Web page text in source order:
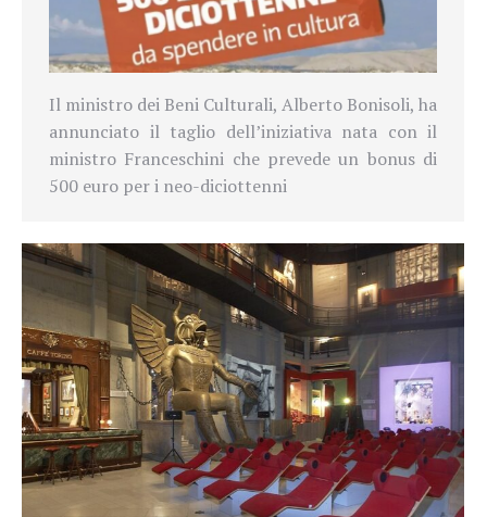
Il ministro dei Beni Culturali, Alberto Bonisoli, ha
annunciato il taglio dell’iniziativa nata con il
ministro Franceschini che prevede un bonus di
500 euro per i neo-diciottenni